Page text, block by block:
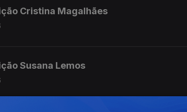
Cristina Magalhães
Susana Lemos